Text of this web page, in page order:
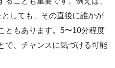
しても、その直後に誰かが
ともあります。5〜10分程度
で、チャンスに気づける可能